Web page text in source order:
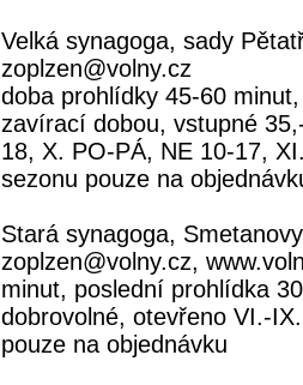
Velká synagoga, sady
zoplzen@volny.cz
doba prohlídky 45-60
zavírací dobou, vstupné
18, X. PO-PÁ, NE 10-17,
sezonu pouze na
Stará synagoga,
zoplzen@volny.cz,
minut, poslední prohlídka
dobrovolné, otevřeno VI.-
pouze na objednávku